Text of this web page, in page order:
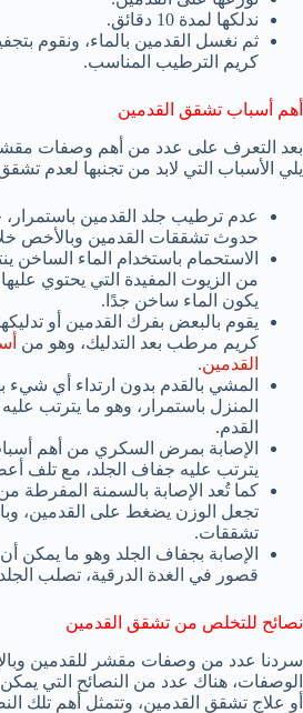
ندلكها لمدة 10 دقائق.
ثم نغسل القدمين بالماء، ونقوم
كريم الترطيب المناسب.
أهم أسباب تشقق القدمين
بعد التعرف على عدد من أهم وصفات
يلي الأسباب التي لابد من تجنبها لعدم
عدم ترطيب جلد القدمين باستمرار،
حدوث تشققات القدمين وبالأخص
الاستحمام باستخدام الماء الساخن
من الزيوت المفيدة التي يحتوي
يكون الماء ساخن جدًا.
يقوم بالبعض بفرك القدمين أو
كريم مرطب بعد التدليك، وهو من
القدمين.
المشي بالقدم بدون ارتداء أي شيء
المنزل باستمرار، وهو ما يترتب
القدم.
الإصابة بمرض السكري من أهم
يترتب عليه جفاف الجلد، مع تلف
كما تُعد الإصابة بالسمنة المفرطة
تجعل الوزن يضغط على القدمين،
تشققات.
الإصابة بجفاف الجلد وهو ما يمكن
قصور في الغدة الدرقية، تصلب
نصائح للتخلص من تشقق القدمين
سردنا عدد من وصفات مقشر للقدمين
الوصفات، هناك عدد من النصائح التي يمكن
أو علاج تشقق القدمين، وتتمثل أهم تلك